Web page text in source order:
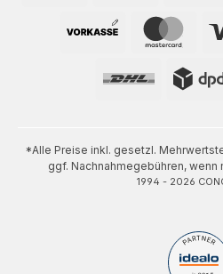
*Alle Preise inkl. gesetzl.
ggf. Nachnahmegebühren,
1994 - 2026